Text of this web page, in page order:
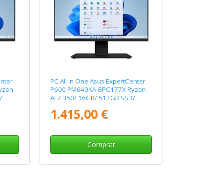
PC All in One Asus ExpertCenter
P600 PM640KA-BPC177X Ryzen
AI 7 350/ 16GB/ 512GB SSD/
1.415,00 €
Comprar